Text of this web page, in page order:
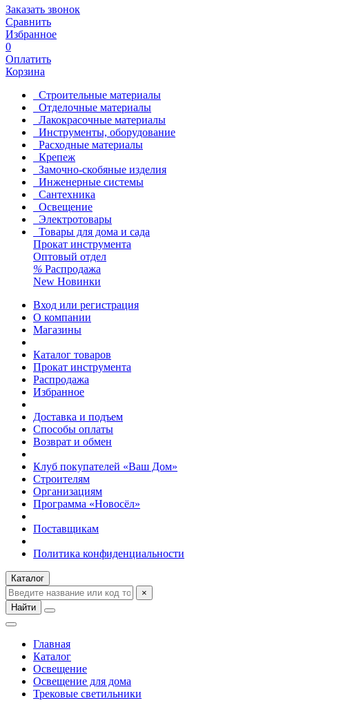
Заказать звонок
Сравнить
Избранное
0
Оплатить
Корзина
Строительные материалы
Отделочные материалы
Лакокрасочные материалы
Инструменты, оборудование
Расходные материалы
Крепеж
Замочно-скобяные изделия
Инженерные системы
Сантехника
Освещение
Электротовары
Товары для дома и сада
Прокат инструмента
Оптовый отдел
% Распродажа
New Новинки
Вход или регистрация
О компании
Магазины
Каталог товаров
Прокат инструмента
Распродажа
Избранное
Доставка и подъем
Способы оплаты
Возврат и обмен
Клуб покупателей «Ваш Дом»
Строителям
Организациям
Программа «Новосёл»
Поставщикам
Политика конфиденциальности
Каталог
×
Найти
Главная
Каталог
Освещение
Освещение для дома
Трековые светильники